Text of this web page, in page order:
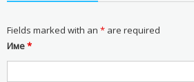
Fields marked with an *are required
Име*